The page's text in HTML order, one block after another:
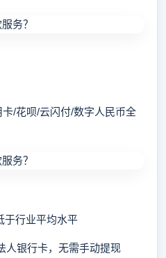
/花呗/云闪付/数字人民币全
行业平均水平
银行卡，无需手动提现